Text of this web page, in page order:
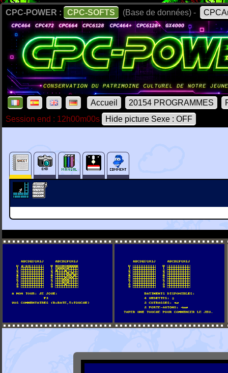
CPC-POWER : CPC-SOFTS (Base de données) -
Accueil 20154 PROGRAMMES
Session end : 12h00m00s
Hide picture Sexe : OFF